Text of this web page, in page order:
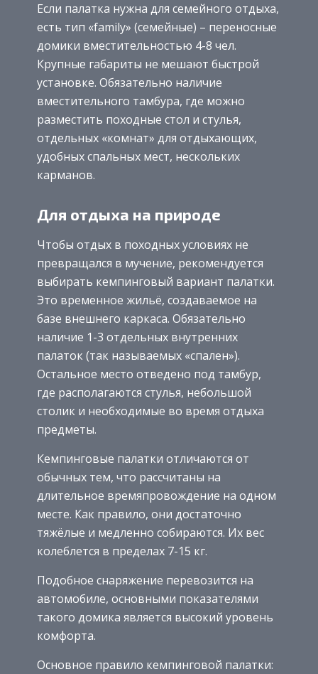
Если палатка нужна для семейного отдыха,
есть тип «family» (семейные) – переносные
домики вместительностью 4-8 чел.
Крупные габариты не мешают быстрой
установке. Обязательно наличие
вместительного тамбура, где можно
разместить походные стол и стулья,
отдельных «комнат» для отдыхающих,
удобных спальных мест, нескольких
карманов.
Для отдыха на природе
Чтобы отдых в походных условиях не
превращался в мучение, рекомендуется
выбирать кемпинговый вариант палатки.
Это временное жильё, создаваемое на
базе внешнего каркаса. Обязательно
наличие 1-3 отдельных внутренних
палаток (так называемых «спален»).
Остальное место отведено под тамбур,
где располагаются стулья, небольшой
столик и необходимые во время отдыха
предметы.
Кемпинговые палатки отличаются от
обычных тем, что рассчитаны на
длительное времяпровождение на одном
месте. Как правило, они достаточно
тяжёлые и медленно собираются. Их вес
колеблется в пределах 7-15 кг.
Подобное снаряжение перевозится на
автомобиле, основными показателями
такого домика является высокий уровень
комфорта.
Основное правило кемпинговой палатки: